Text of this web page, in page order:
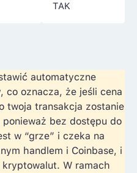
TAK
automatyczne
co oznacza, że jeśli cena
twoja transakcja zostanie
ponieważ bez dostępu do
w “grze” i czeka na
handlem i Coinbase, i
W ramach